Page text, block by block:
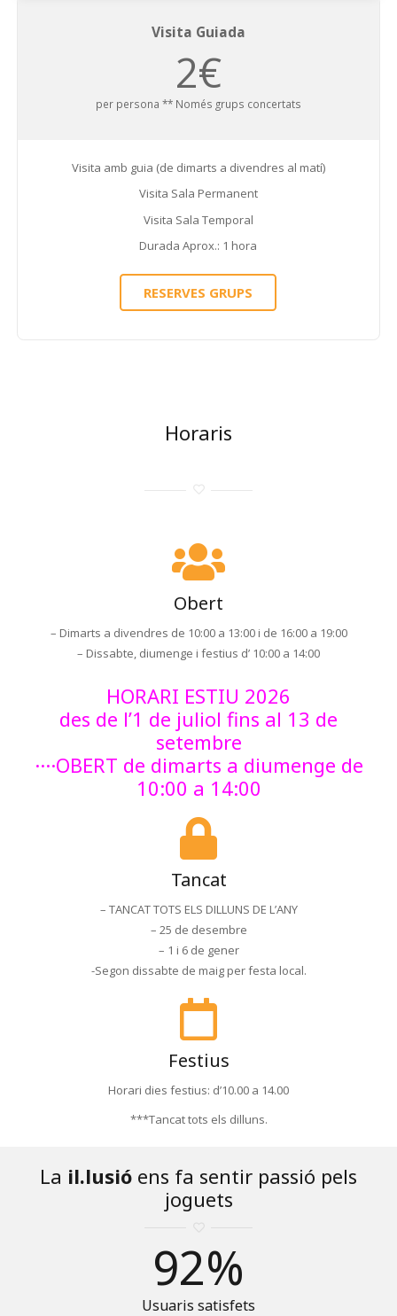
Visita Guiada
2€
per persona ** Només grups concertats
Visita amb guia (de dimarts a divendres al matí)
Visita Sala Permanent
Visita Sala Temporal
Durada Aprox.: 1 hora
RESERVES GRUPS
Horaris
Obert
– Dimarts a divendres de 10:00 a 13:00 i de 16:00 a 19:00
– Dissabte, diumenge i festius d’ 10:00 a 14:00
HORARI ESTIU 2026
des de l’1 de juliol fins al 13 de
setembre
····OBERT de dimarts a diumenge de
10:00 a 14:00
Tancat
– TANCAT TOTS ELS DILLUNS DE L’ANY
– 25 de desembre
– 1 i 6 de gener
-Segon dissabte de maig per festa local.
Festius
Horari dies festius: d’10.00 a 14.00
***Tancat tots els dilluns.
La il.lusió ens fa sentir passió pels
joguets
92%
Usuaris satisfets